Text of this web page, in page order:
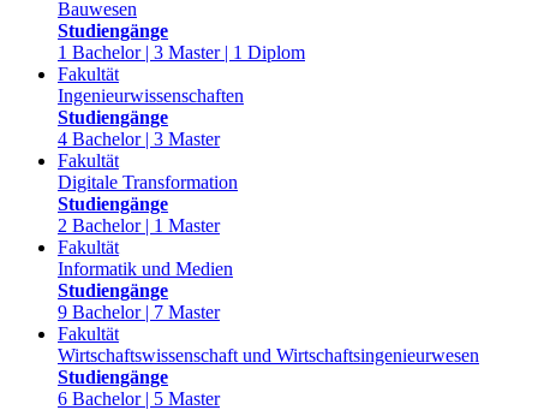
Bauwesen
Studiengänge
1 Bachelor | 3 Master | 1 Diplom
Fakultät
Ingenieurwissenschaften
Studiengänge
4 Bachelor | 3 Master
Fakultät
Digitale Transformation
Studiengänge
2 Bachelor | 1 Master
Fakultät
Informatik und Medien
Studiengänge
9 Bachelor | 7 Master
Fakultät
Wirtschaftswissenschaft und Wirtschaftsingenieurwesen
Studiengänge
6 Bachelor | 5 Master